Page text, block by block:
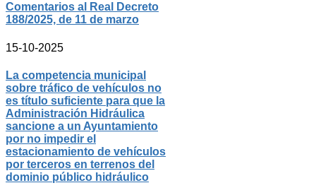
Comentarios al Real Decreto
188/2025, de 11 de marzo
15-10-2025
La competencia municipal
sobre tráfico de vehículos no
es título suficiente para que la
Administración Hidráulica
sancione a un Ayuntamiento
por no impedir el
estacionamiento de vehículos
por terceros en terrenos del
dominio público hidráulico